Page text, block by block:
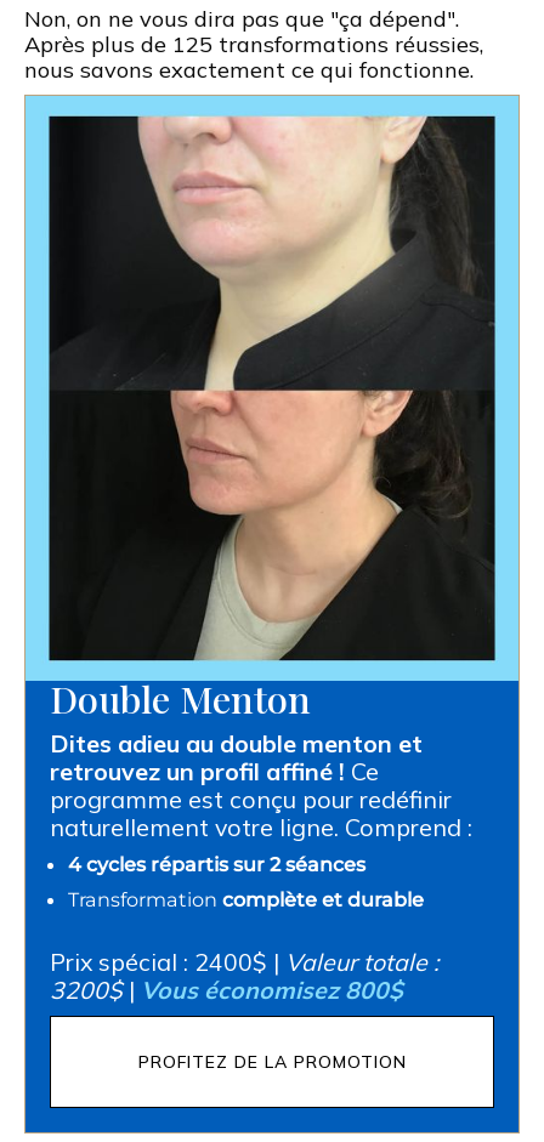
Non, on ne vous dira pas que "ça dépend".
Après plus de 125 transformations réussies,
nous savons exactement ce qui fonctionne.
Double Menton
Dites adieu au double menton et
retrouvez un profil affiné ! Ce
programme est conçu pour redéfinir
naturellement votre ligne. Comprend :
4 cycles répartis sur 2 séances
Transformation complète et durable
Prix spécial : 2400$ | Valeur totale :
3200$ | Vous économisez 800$
PROFITEZ DE LA PROMOTION